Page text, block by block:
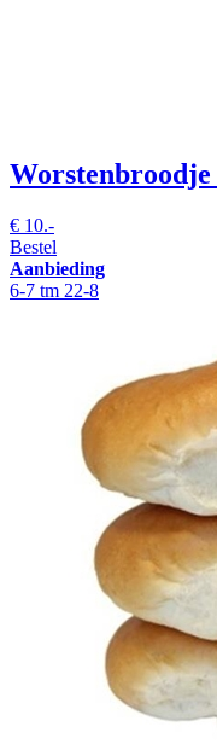
Worstenbroodje
€ 10.-
Bestel
Aanbieding
6-7 tm 22-8